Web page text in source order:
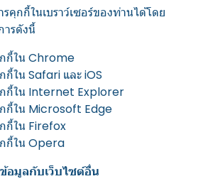
คุกกี้ในเบราว์เซอร์ของท่านได้โดย
ารดังนี้
กี้ใน Chrome
กี้ใน Safari และiOS
กี้ใน Internet Explorer
กี้ใน Microsoft Edge
กี้ใน Firefox
กี้ใน Opera
อมูลกับเว็บไซต์อื่น